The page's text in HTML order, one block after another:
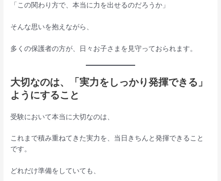
「この関わり方で、本当に力を出せるのだろうか」
そんな思いを抱えながら、
多くの保護者の方が、日々お子さまを見守っておられます。
大切なのは、「実力をしっかり発揮できる」
ようにすること
受験において本当に大切なのは、
これまで積み重ねてきた実力を、当日きちんと発揮できること
です。
どれだけ準備をしていても、